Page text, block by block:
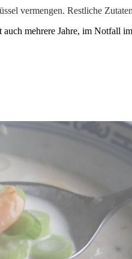
vermengen. Restliche
mehrere Jahre, im Notfall